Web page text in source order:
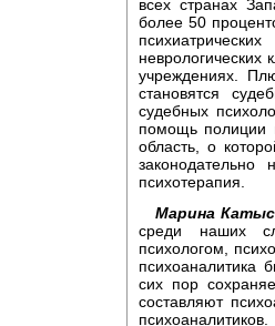
всех странах
более 50
неврологических
учреждениях.
становятся
судебных
помощь полиции
область, о
законодательно
психотерапия.
Марина
среди наших
психологом,
психоаналитика
сих пор
составляют